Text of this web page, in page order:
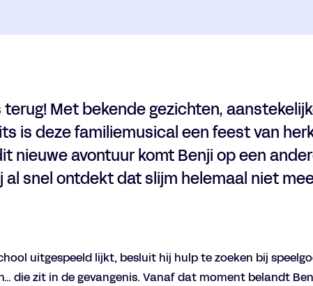
Met bekende gezichten,
is deze familiemusical een feest van
nieuwe avontuur komt Benji op een
snel ontdekt dat slijm helemaal niet
uitgespeeld lijkt, besluit hij hulp te zoeken bij
die zit in de gevangenis. Vanaf dat moment belandt